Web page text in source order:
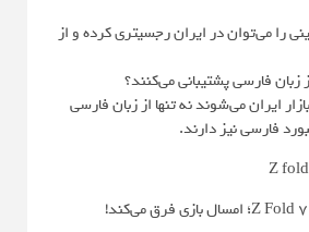
را می‌توان در ایران رجسیتری کرده و از
زبان فارسی پشتیبانی می‌کنند؟
ایران می‌شوند نه تنها از زبان فارسی
فارسی نیز دارند.